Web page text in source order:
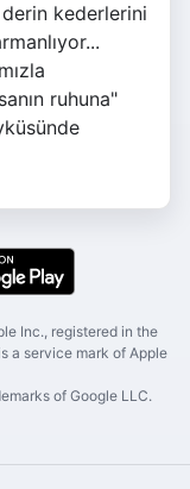
derin kederlerini
ruhuna"
Inc., registered in the
a service mark of Apple
of Google LLC.